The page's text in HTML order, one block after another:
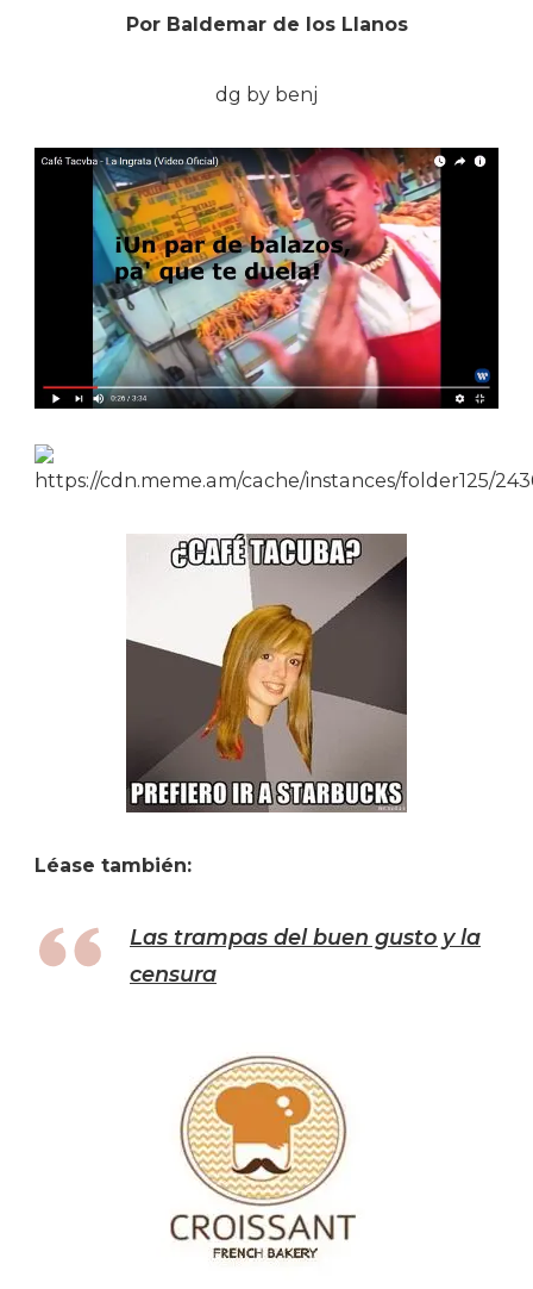
Por Baldemar de los Llanos
dg by benj
Léase también:
Las trampas del buen gusto y la
censura